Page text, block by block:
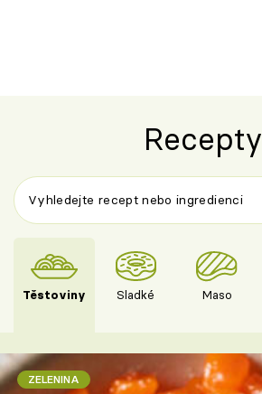
Recepty
Těstoviny Sladké Maso
ZELENINA